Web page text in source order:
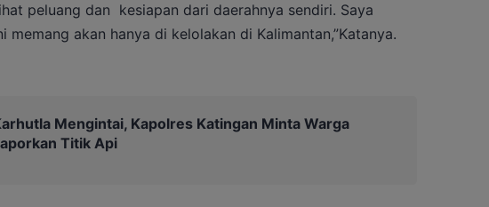
peluang dan kesiapan dari daerahnya sendiri. Saya
memang akan hanya di kelolakan di Kalimantan,”Katanya.
Mengintai, Kapolres Katingan Minta Warga
Titik Api